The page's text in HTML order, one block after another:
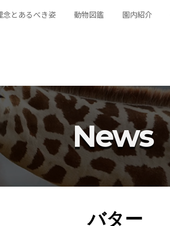
念とあるべき姿 動物図鑑 園内紹介
News
バター